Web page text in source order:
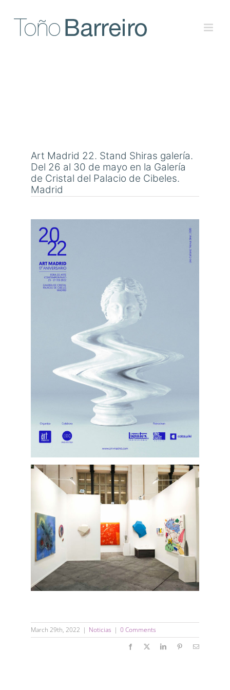
Art Madrid 22. Stand Shiras galería.
Del 26 al 30 de mayo en la Galería
de Cristal del Palacio de Cibeles.
Madrid
March 29th, 2022 | Noticias | 0 Comments
Facebook LinkedInPinterestEmail